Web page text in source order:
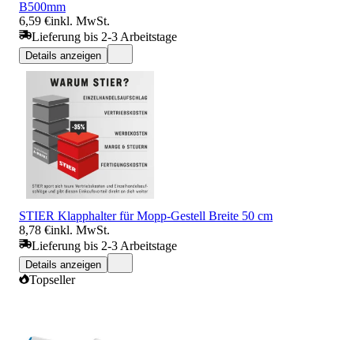
B500mm
6,59 €inkl. MwSt.
Lieferung bis 2-3 Arbeitstage
Details anzeigen
STIER Klapphalter für Mopp-Gestell Breite 50 cm
8,78 €inkl. MwSt.
Lieferung bis 2-3 Arbeitstage
Details anzeigen
Topseller